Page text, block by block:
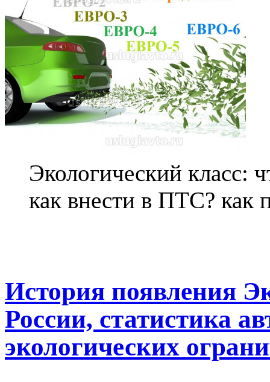
Экологический класс:
как внести в ПТС? как
История появления
России, статистика
экологических